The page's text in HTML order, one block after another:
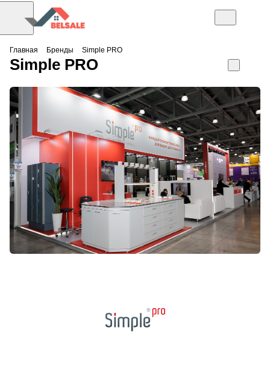
Главная Бренды Simple PRO
Simple PRO